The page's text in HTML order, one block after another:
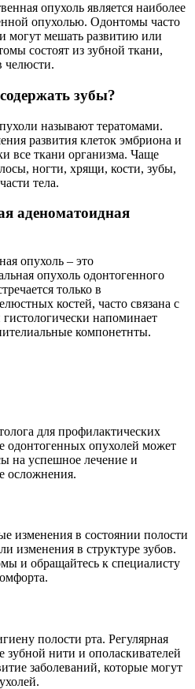
опухоль является наиболее
опухолью. Одонтомы часто
могут мешать развитию или
состоят из зубной ткани,
челюсти.
зубы?
называют тератомами.
развития клеток эмбриона и
все ткани организма. Чаще
ногти, хрящи, кости, зубы,
тела.
аденоматоидная
опухоль – это
опухоль одонтогенного
только в
костей, часто связана с
напоминает
компонетнты.
для профилактических
одонтогенных опухолей может
на успешное лечение и
осложнения.
изменения в состоянии полости
изменения в структуре зубов.
и обращайтесь к специалисту
полости рта. Регулярная
зубной нити и ополаскивателей
заболеваний, которые могут